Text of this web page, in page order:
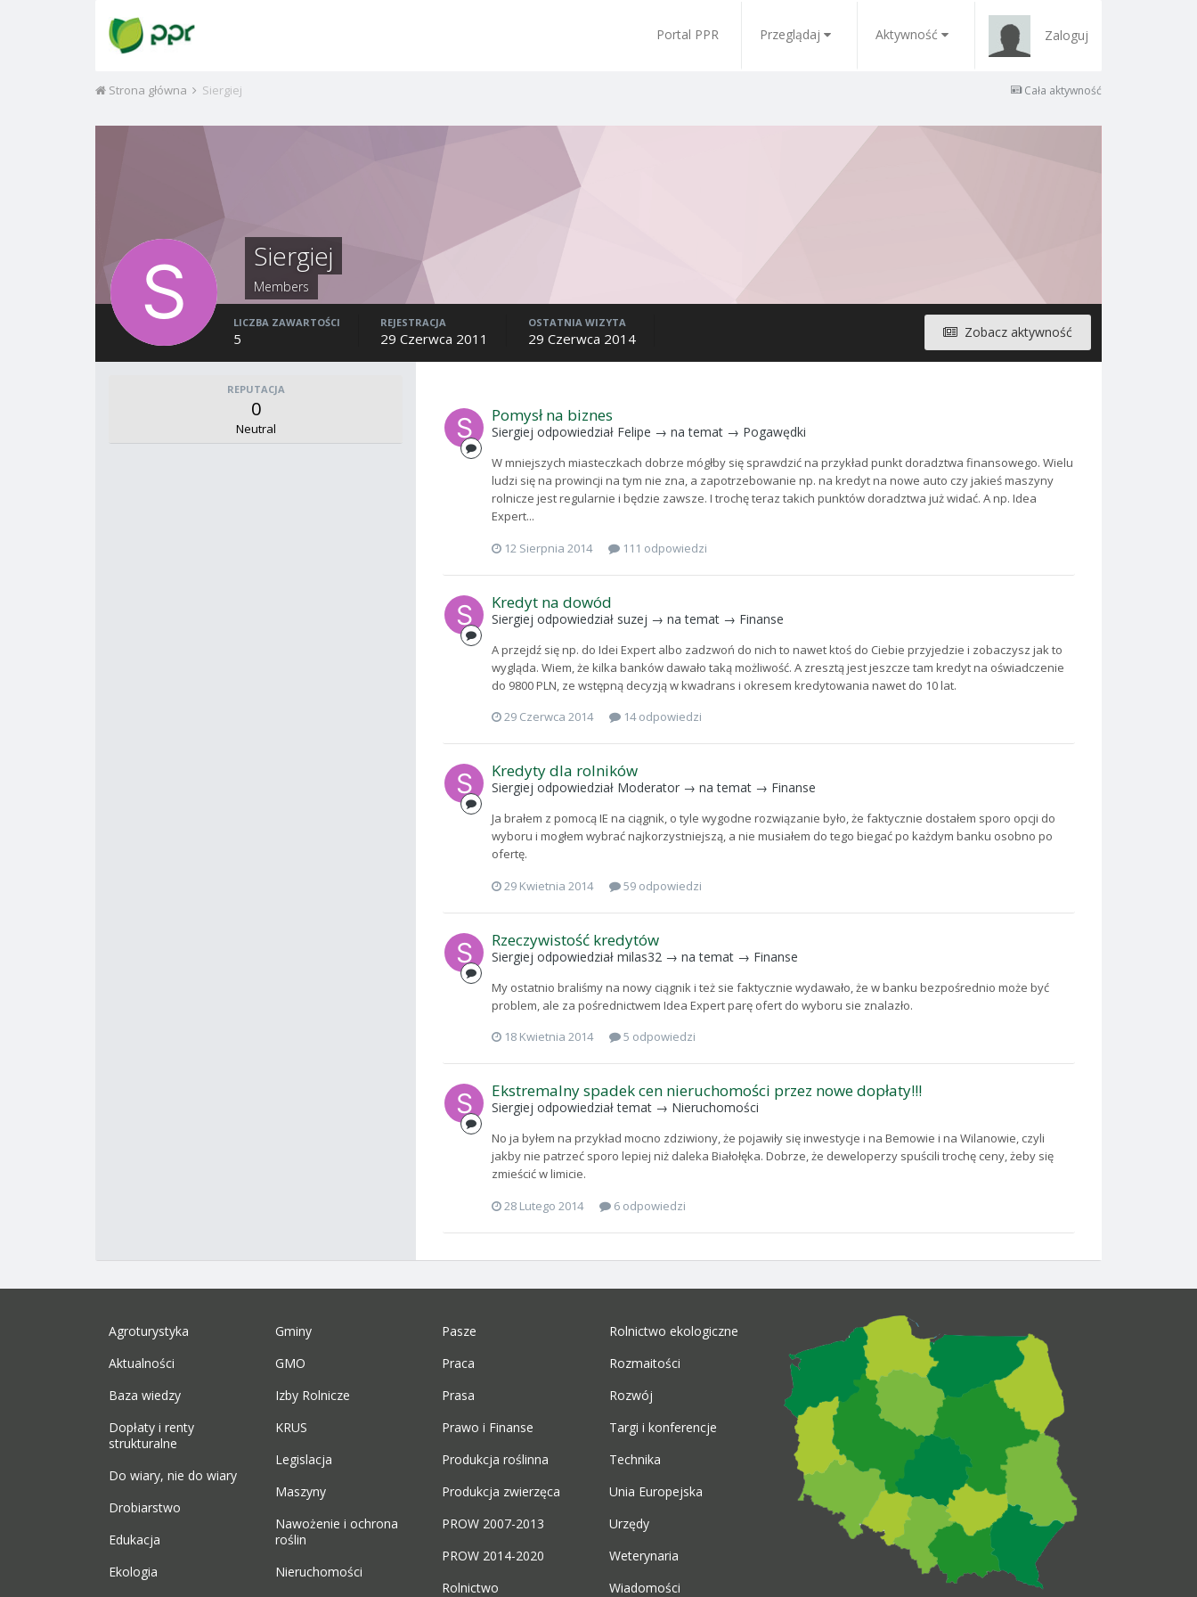
Portal PPR Przeglądaj Aktywność Zaloguj
Cała aktywność
Strona główna Siergiej
Siergiej
Members
Zobacz aktywność
LICZBA ZAWARTOŚCI
5
REJESTRACJA
29 Czerwca 2011
OSTATNIA WIZYTA
29 Czerwca 2014
REPUTACJA
0
Neutral
Pomysł na biznes
Siergiej odpowiedział Felipe → na temat → Pogawędki
W mniejszych miasteczkach dobrze mógłby się sprawdzić na przykład punkt doradztwa finansowego. Wielu
ludzi się na prowincji na tym nie zna, a zapotrzebowanie np. na kredyt na nowe auto czy jakieś maszyny
rolnicze jest regularnie i będzie zawsze. I trochę teraz takich punktów doradztwa już widać. A np. Idea
Expert...
12 Sierpnia 2014
111 odpowiedzi
Kredyt na dowód
Siergiej odpowiedział suzej → na temat → Finanse
A przejdź się np. do Idei Expert albo zadzwoń do nich to nawet ktoś do Ciebie przyjedzie i zobaczysz jak to
wygląda. Wiem, że kilka banków dawało taką możliwość. A zresztą jest jeszcze tam kredyt na oświadczenie
do 9800 PLN, ze wstępną decyzją w kwadrans i okresem kredytowania nawet do 10 lat.
29 Czerwca 2014
14 odpowiedzi
Kredyty dla rolników
Siergiej odpowiedział Moderator → na temat → Finanse
Ja brałem z pomocą IE na ciągnik, o tyle wygodne rozwiązanie było, że faktycznie dostałem sporo opcji do
wyboru i mogłem wybrać najkorzystniejszą, a nie musiałem do tego biegać po każdym banku osobno po
ofertę.
29 Kwietnia 2014
59 odpowiedzi
Rzeczywistość kredytów
Siergiej odpowiedział milas32 → na temat → Finanse
My ostatnio braliśmy na nowy ciągnik i też sie faktycznie wydawało, że w banku bezpośrednio może być
problem, ale za pośrednictwem Idea Expert parę ofert do wyboru sie znalazło.
18 Kwietnia 2014
5 odpowiedzi
Ekstremalny spadek cen nieruchomości przez nowe dopłaty!!!
Siergiej odpowiedział temat → Nieruchomości
No ja byłem na przykład mocno zdziwiony, że pojawiły się inwestycje i na Bemowie i na Wilanowie, czyli
jakby nie patrzeć sporo lepiej niż daleka Białołęka. Dobrze, że deweloperzy spuścili trochę ceny, żeby się
zmieścić w limicie.
28 Lutego 2014
6 odpowiedzi
Agroturystyka
Aktualności
Baza wiedzy
Dopłaty i renty
strukturalne
Do wiary, nie do wiary
Drobiarstwo
Edukacja
Ekologia
Gminy
GMO
Izby Rolnicze
KRUS
Legislacja
Maszyny
Nawożenie i ochrona
roślin
Nieruchomości
Pasze
Praca
Prasa
Prawo i Finanse
Produkcja roślinna
Produkcja zwierzęca
PROW 2007-2013
PROW 2014-2020
Rolnictwo
Rolnictwo ekologiczne
Rozmaitości
Rozwój
Targi i konferencje
Technika
Unia Europejska
Urzędy
Weterynaria
Wiadomości